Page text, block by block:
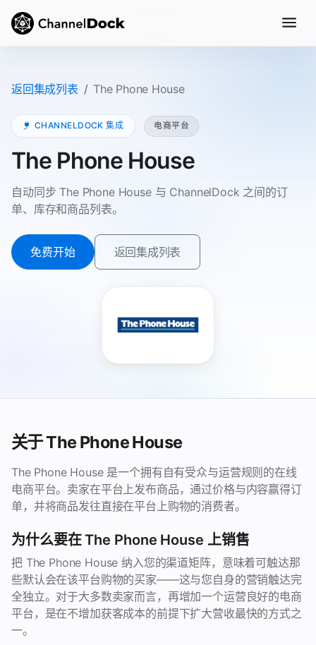
返回集成列表 The Phone House
CHANNELDOCK 集成 电商平台
The Phone House
自动同步 The Phone House 与 ChannelDock 之间的订
单、库存和商品列表。
免费开始 返回集成列表
关于 The Phone House
The Phone House 是一个拥有自有受众与运营规则的在线
电商平台。卖家在平台上发布商品，通过价格与内容赢得订
单，并将商品发往直接在平台上购物的消费者。
为什么要在 The Phone House 上销售
把 The Phone House 纳入您的渠道矩阵，意味着可触达那
些默认会在该平台购物的买家——这与您自身的营销触达完
全独立。对于大多数卖家而言，再增加一个运营良好的电商
平台，是在不增加获客成本的前提下扩大营收最快的方式之
一。